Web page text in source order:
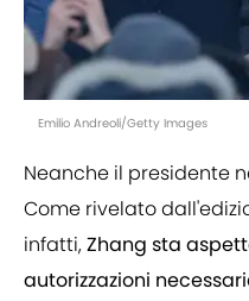
Emilio Andreoli/Getty Images
Neanche il presidente
Come rivelato
infatti,Zhang sta
autorizzazioni